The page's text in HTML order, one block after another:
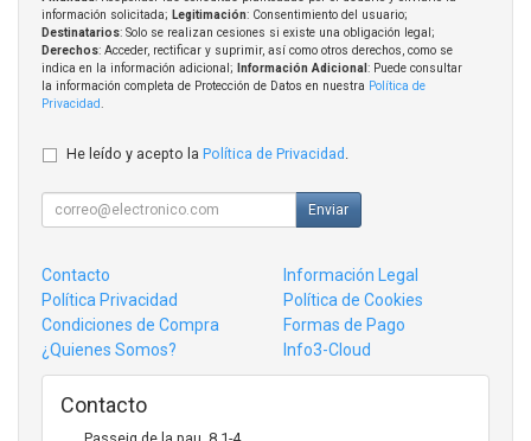
información solicitada; Legitimación: Consentimiento del usuario;
Destinatarios: Solo se realizan cesiones si existe una obligación legal;
Derechos: Acceder, rectificar y suprimir, así como otros derechos, como se
indica en la información adicional;
Información Adicional : Puede consultar
la información completa de Protección de Datos en nuestra Política de
Privacidad
He leído y acepto la Política de Privacidad .
Enviar
Contacto
Información Legal
Política Privacidad
Política de Cookies
Condiciones de Compra
Formas de Pago
¿Quienes Somos?
Info3-Cloud
Contacto